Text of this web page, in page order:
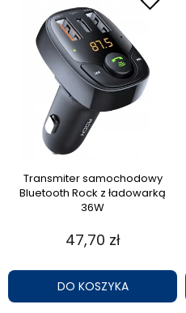
Transmiter samochodowy
Bluetooth Rock z ładowarką
36W
47,70 zł
DO KOSZYKA